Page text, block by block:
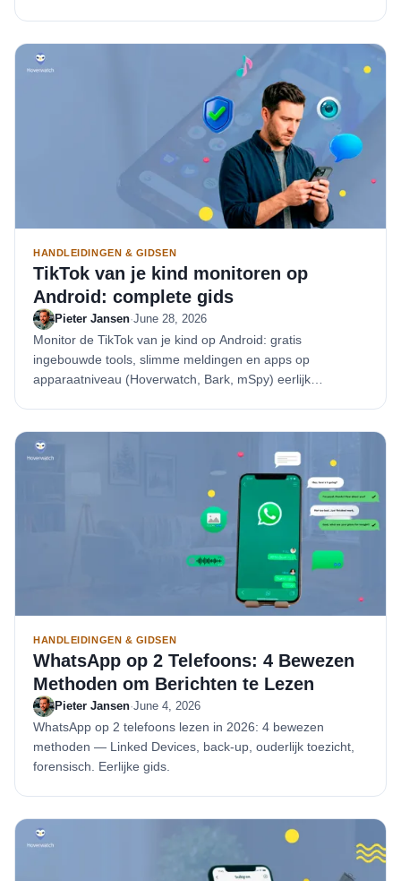
HANDLEIDINGEN & GIDSEN
TikTok van je kind monitoren op
Android: complete gids
Pieter Jansen·June 28, 2026
Monitor de TikTok van je kind op Android: gratis
ingebouwde tools, slimme meldingen en apps op
apparaatniveau (Hoverwatch, Bark, mSpy) eerlijk
HANDLEIDINGEN & GIDSEN
WhatsApp op 2 Telefoons: 4 Bewezen
Methoden om Berichten te Lezen
Pieter Jansen·June 4, 2026
WhatsApp op 2 telefoons lezen in 2026: 4 bewezen
methoden — Linked Devices, back-up, ouderlijk toezicht,
forensisch. Eerlijke gids.